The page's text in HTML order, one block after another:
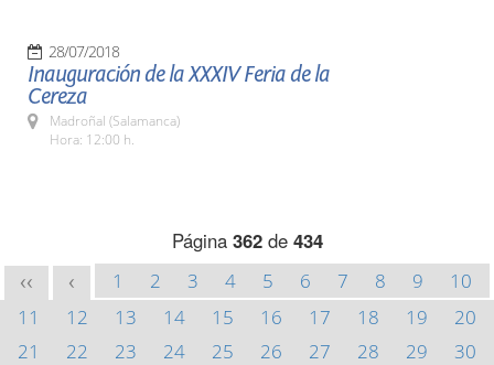
28/07/2018
Inauguración de la XXXIV Feria de la
Cereza
Madroñal (Salamanca)
Hora: 12:00 h.
Página 362de 434
<< < 1 2 3 4 5 6 7 8 9
10
11
12 13 14 15 16 17 18 19
20
21
22 23 24 25 26 27 28 29
30